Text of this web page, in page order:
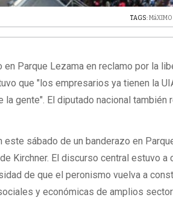
TAGS:
en Parque Lezama en reclamo por la
que "los empresarios ya tienen la
gente". El diputado nacional también
sábado de un banderazo en
Kirchner. El discurso central estuvo a
de que el peronismo vuelva a
y económicas de amplios